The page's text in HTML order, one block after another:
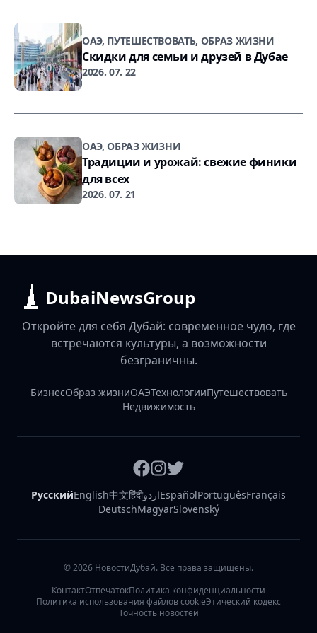
ОАЭ, ПУТЕШЕСТВОВАТЬ, ОБРАЗ ЖИЗНИ
Скидки для семьи и друзей в Дубае
2026. 07. 22
ОАЭ, ОБРАЗ ЖИЗНИ
Традиции и урожай: свежие финики
для всех
2026. 07. 21
DubaiNewsGroup
Откройте для себя Дубай: современное чудо, где
встречаются культуры, а возможности
безграничны.
БизнесОбраз жизниОАЭТехнологииПутешествовать
Недвижимость
РусскийEnglish中文हिंदीاردوEspañolPortuguêsFrançais
DeutschMagyarSlovenský
©2026 НовостиДубай. Все права защищены.
КонтактОтпечатокПолитика конфиденциальности
Политика использования файлов cookieЭтический кодекс
Точность новостей